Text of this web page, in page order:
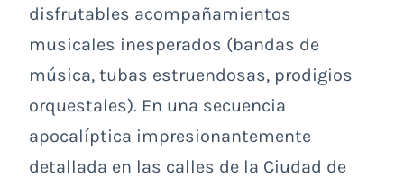
disfrutables acompañamientos
musicales inesperados (bandas de
música, tubas estruendosas, prodigios
orquestales). En una secuencia
apocalíptica impresionantemente
detallada en las calles de la Ciudad de